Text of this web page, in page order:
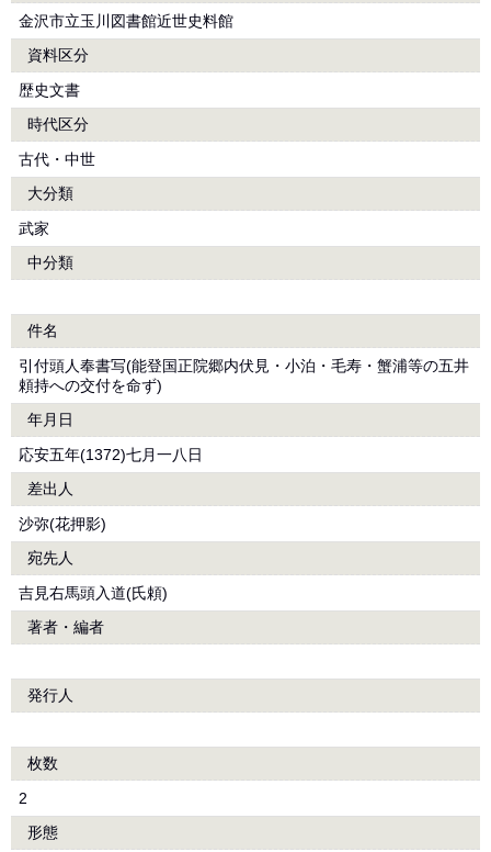
金沢市立玉川図書館近世史料館
資料区分
歴史文書
時代区分
古代・中世
大分類
武家
中分類
件名
引付頭人奉書写(能登国正院郷内伏見・小泊・毛寿・蟹浦等の五井
頼持への交付を命ず)
年月日
応安五年(1372)七月一八日
差出人
沙弥(花押影)
宛先人
吉見右馬頭入道(氏頼)
著者・編者
発行人
枚数
2
形態